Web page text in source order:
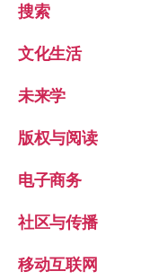
搜索
文化生活
未来学
版权与阅读
电子商务
社区与传播
移动互联网